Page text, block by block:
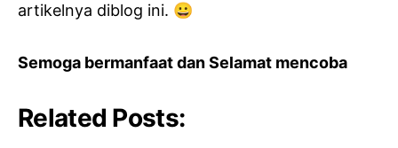
artikelnya diblog ini. 😀
Semoga bermanfaat dan Selamat mencoba
Related Posts: